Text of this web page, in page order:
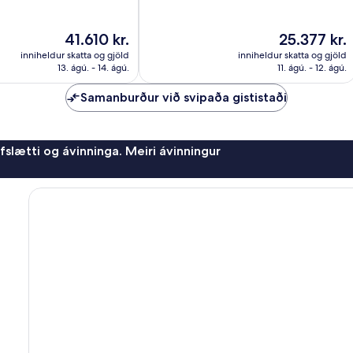
Verðið
er
41.610 kr.
41.610 kr.
inniheldur skatta og gjöld
13. ágú. - 14. ágú.
Verðið
er
25.377 kr.
25.377 kr.
inniheldur skatta og gjöld
11. ágú. - 12. ágú.
Samanburður við svipaða gististaði
og ávinninga. Meiri ávinningur